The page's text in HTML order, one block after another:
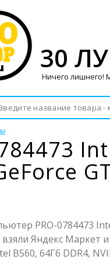
PRO-0784473
Яндекс
64Гб DDR4,
30
Ничего лишнего!